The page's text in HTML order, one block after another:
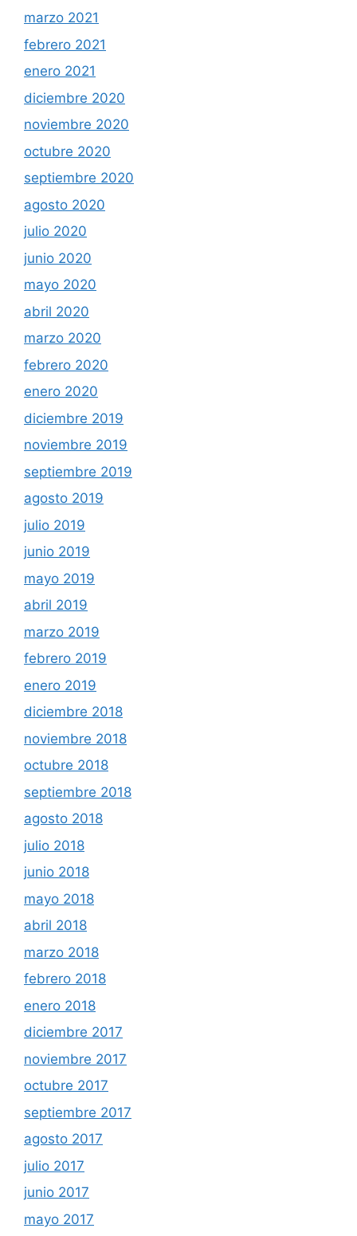
marzo 2021
febrero 2021
enero 2021
diciembre 2020
noviembre 2020
octubre 2020
septiembre 2020
agosto 2020
julio 2020
junio 2020
mayo 2020
abril 2020
marzo 2020
febrero 2020
enero 2020
diciembre 2019
noviembre 2019
septiembre 2019
agosto 2019
julio 2019
junio 2019
mayo 2019
abril 2019
marzo 2019
febrero 2019
enero 2019
diciembre 2018
noviembre 2018
octubre 2018
septiembre 2018
agosto 2018
julio 2018
junio 2018
mayo 2018
abril 2018
marzo 2018
febrero 2018
enero 2018
diciembre 2017
noviembre 2017
octubre 2017
septiembre 2017
agosto 2017
julio 2017
junio 2017
mayo 2017